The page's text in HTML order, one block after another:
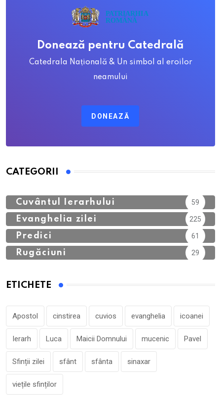
Donează pentru Catedrală
Catedrala Națională & Un simbol al eroilor
neamului
DONEAZĂ
CATEGORII
Cuvântul Ierarhului 59
Evanghelia zilei 225
Predici 61
Rugăciuni 29
ETICHETE
Apostol cinstirea cuvios evanghelia icoanei
Ierarh Luca Maicii Domnului mucenic Pavel
Sfinții zilei sfânt sfânta sinaxar
viețile sfinților